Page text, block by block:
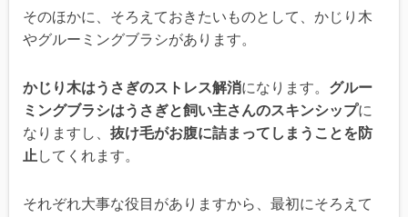
そのほかに、そろえておきたいものとして、かじり木
やグルーミングブラシがあります。
かじり木はうさぎのストレス解消になります。 グルー
ミングブラシはうさぎと飼い主さんのスキンシップに
なりますし、 抜け毛がお腹に詰まってしまうことを防
止してくれます。
それぞれ大事な役目がありますから、最初にそろえて